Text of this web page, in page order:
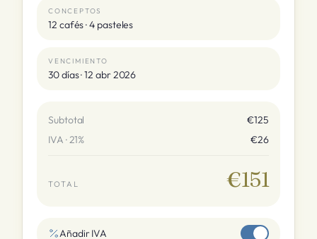
CONCEPTOS
12 cafés · 4 pasteles
VENCIMIENTO
30 días · 12 abr 2026
Subtotal
€125
IVA · 21%
€26
TOTAL €151
Añadir IVA